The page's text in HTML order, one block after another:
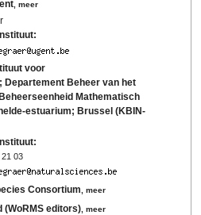
,meer
voor
Departement Beheer van het
Mathematisch
estuarium; Brussel (KBIN-
03
Consortium ,meer
(WoRMS editors) ,meer